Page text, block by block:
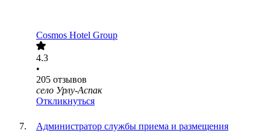
Cosmos Hotel Group
4.3
•
205 отзывов
село Урлу-Аспак
Откликнуться
Администратор службы приема и размещения